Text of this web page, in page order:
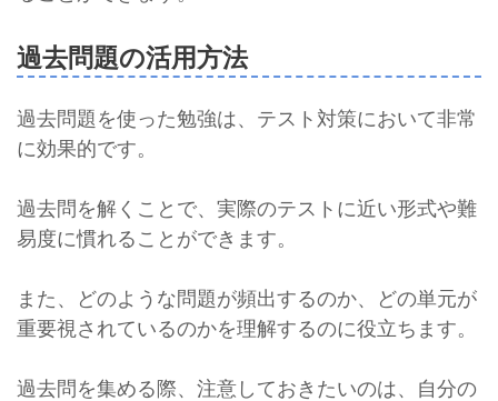
過去問題の活用方法
過去問題を使った勉強は、テスト対策において非常
に効果的です。
過去問を解くことで、実際のテストに近い形式や難
易度に慣れることができます。
また、どのような問題が頻出するのか、どの単元が
重要視されているのかを理解するのに役立ちます。
過去問を集める際、注意しておきたいのは、自分の